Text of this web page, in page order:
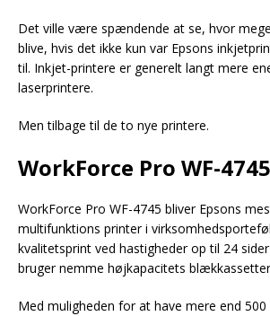
Det ville være spændende at se, hvor
blive, hvis det ikke kun var Epsons
til. Inkjet-printere er generelt langt mere
laserprintere.
Men tilbage til de to nye printere.
WorkForce Pro WF-4745
WorkForce Pro WF-4745 bliver Epsons
multifunktions printer i
kvalitetsprint ved hastigheder op til 24
bruger nemme højkapacitets
Med muligheden for at have mere end